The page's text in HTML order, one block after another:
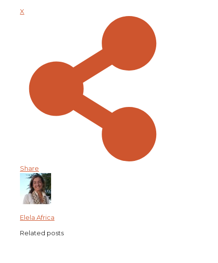
X
Share
Elela Africa
Related posts